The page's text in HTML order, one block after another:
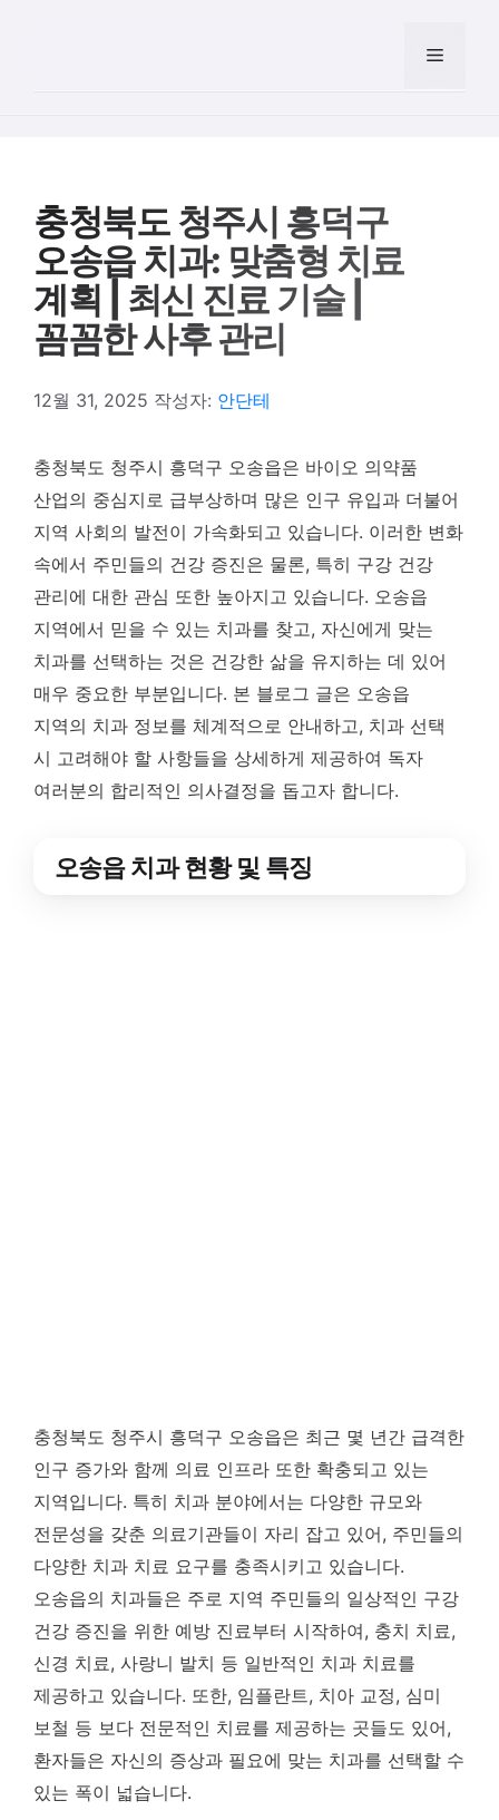
메뉴
충청북도 청주시 흥덕구
오송읍 치과: 맞춤형 치료
계획 | 최신 진료 기술 |
꼼꼼한 사후 관리
12월 31, 2025 작성자: 안단테
충청북도 청주시 흥덕구 오송읍은 바이오 의약품
산업의 중심지로 급부상하며 많은 인구 유입과 더불어
지역 사회의 발전이 가속화되고 있습니다. 이러한 변화
속에서 주민들의 건강 증진은 물론, 특히 구강 건강
관리에 대한 관심 또한 높아지고 있습니다. 오송읍
지역에서 믿을 수 있는 치과를 찾고, 자신에게 맞는
치과를 선택하는 것은 건강한 삶을 유지하는 데 있어
매우 중요한 부분입니다. 본 블로그 글은 오송읍
지역의 치과 정보를 체계적으로 안내하고, 치과 선택
시 고려해야 할 사항들을 상세하게 제공하여 독자
여러분의 합리적인 의사결정을 돕고자 합니다.
오송읍 치과 현황 및 특징
충청북도 청주시 흥덕구 오송읍은 최근 몇 년간 급격한
인구 증가와 함께 의료 인프라 또한 확충되고 있는
지역입니다. 특히 치과 분야에서는 다양한 규모와
전문성을 갖춘 의료기관들이 자리 잡고 있어, 주민들의
다양한 치과 치료 요구를 충족시키고 있습니다.
오송읍의 치과들은 주로 지역 주민들의 일상적인 구강
건강 증진을 위한 예방 진료부터 시작하여, 충치 치료,
신경 치료, 사랑니 발치 등 일반적인 치과 치료를
제공하고 있습니다. 또한, 임플란트, 치아 교정, 심미
보철 등 보다 전문적인 치료를 제공하는 곳들도 있어,
환자들은 자신의 증상과 필요에 맞는 치과를 선택할 수
있는 폭이 넓습니다.